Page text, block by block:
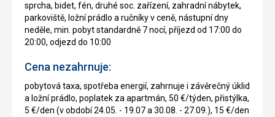
sprcha, bidet, fén, druhé soc. zařízení, zahradní nábytek,
parkoviště, ložní prádlo a ručníky v ceně, nástupní dny
neděle, min. pobyt standardně 7 nocí, příjezd od 17:00 do
20:00, odjezd do 10:00
Cena nezahrnuje:
pobytová taxa, spotřeba energií, zahrnuje i závěrečný úklid
a ložní prádlo, poplatek za apartmán, 50 €/týden, přistýlka,
5 €/den (v období 24.05. - 19.07 a 30.08. - 27.09.), 15 €/den